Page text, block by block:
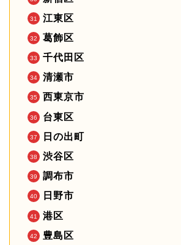
江東区
葛飾区
千代田区
清瀬市
西東京市
台東区
日の出町
渋谷区
調布市
日野市
港区
豊島区